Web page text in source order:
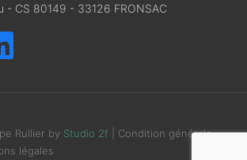
- CS 80149 - 33126 FRONSAC
Rullier by Studio 2f
Condition générale
légales